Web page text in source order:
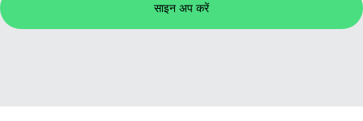
साइन अप करें